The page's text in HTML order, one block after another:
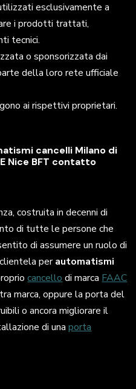
esclusivamente a
i prodotti trattati,
tecnici.
o sponsorizzata dai
della loro rete ufficiale
ai rispettivi proprietari.
cancelli Milano di
Nice BFT contatto
costruita in decenni di
di tutte le persone che
di assumere un ruolo di
perautomatismi
cancello di marca FAAC
marca, oppure la porta del
o ancora migliorare il
di unaporta